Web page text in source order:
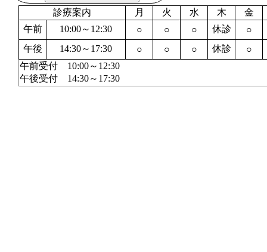
診療案内 月 火 水 木
金
午前
10:00～12:30 ○ ○ ○ 休診
○
午後
14:30～17:30 ○ ○ ○ 休診
○
午前受付 10:00～12:30
午後受付 14:30～17:30